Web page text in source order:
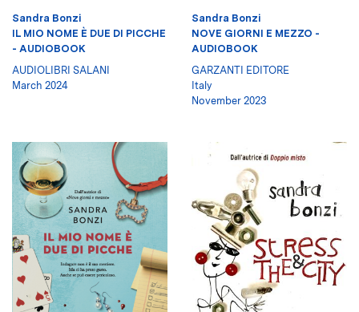
Sandra Bonzi
IL MIO NOME È DUE DI PICCHE
- AUDIOBOOK
AUDIOLIBRI SALANI
March 2024
Sandra Bonzi
NOVE GIORNI E MEZZO -
AUDIOBOOK
GARZANTI EDITORE
Italy
November 2023